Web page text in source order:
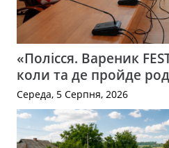
«Полісся. Вареник
коли та де пройде
Середа, 5 Серпня, 2026